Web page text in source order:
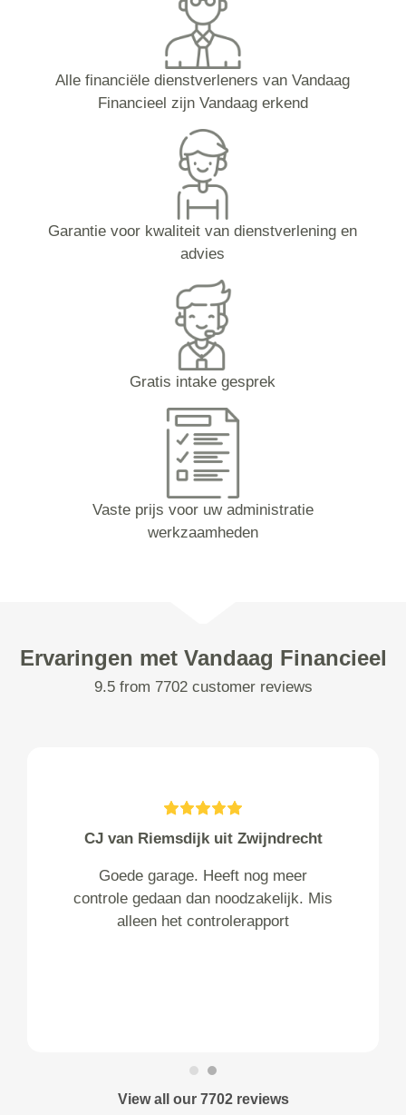
Alle financiële dienstverleners van Vandaag
Financieel zijn Vandaag erkend
Garantie voor kwaliteit van dienstverlening en
advies
Gratis intake gesprek
Vaste prijs voor uw administratie
werkzaamheden
Ervaringen met Vandaag Financieel
9.5 from 7702 customer reviews
CJ van Riemsdijk uit Zwijndrecht
Goede garage. Heeft nog meer
controle gedaan dan noodzakelijk. Mis
alleen het controlerapport
View all our 7702 reviews